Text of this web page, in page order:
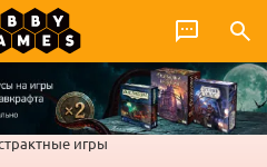
игры